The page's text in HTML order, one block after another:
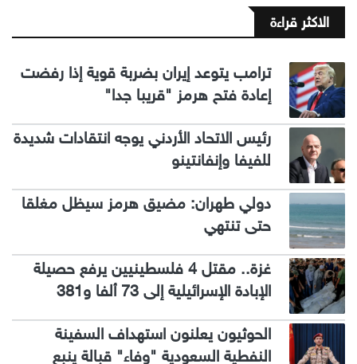
الاكثر قراءة
ترامب يتوعد إيران بضربة قوية إذا رفضت
إعادة فتح هرمز "قريبا جدا"
رئيس الاتحاد الأردني يوجه انتقادات شديدة
للفيفا وإنفانتينو
دولي طهران: مضيق هرمز سيظل مغلقا
حتى تنتهي
غزة.. مقتل 4 فلسطينيين يرفع حصيلة
الإبادة الإسرائيلية إلى 73 ألفا و381
الحوثيون يعلنون استهداف السفينة
النفطية السعودية "وفاء" قبالة ينبع